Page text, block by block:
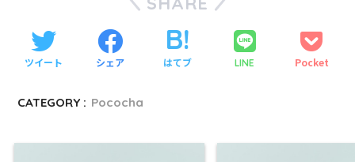
ツイート シェア はてブ LINE Pocket
CATEGORY : Pococha